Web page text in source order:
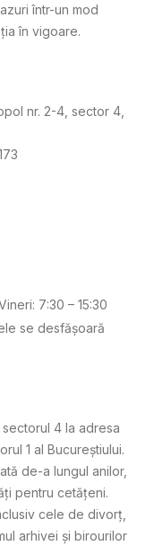
într-un mod
în vigoare.
nr. 2-4, sector 4,
7:30 – 15:30
se desfășoară
4 la adresa
1 al Bucureștiului.
de-a lungul anilor,
pentru cetățeni.
cele de divorț,
arhivei și birourilor